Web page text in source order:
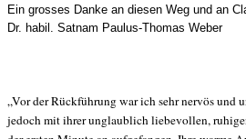
Ein grosses Danke an diesen Weg und an
Dr. habil. Satnam Paulus-Thomas Weber
„Vor der Rückführung war ich sehr nervös und
jedoch mit ihrer unglaublich liebevollen,